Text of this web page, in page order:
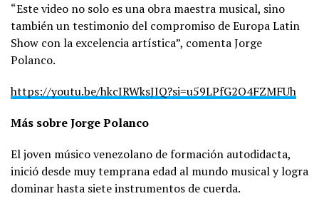
“Este video no solo es una obra maestra musical, sino
también un testimonio del compromiso de Europa Latin
Show con la excelencia artística”, comenta Jorge
Polanco.
https://youtu.be/hkcIRWksJIQ?si=u59LPfG2O4FZMFUh
Más sobre Jorge Polanco
El joven músico venezolano de formación autodidacta,
inició desde muy temprana edad al mundo musical y logra
dominar hasta siete instrumentos de cuerda.